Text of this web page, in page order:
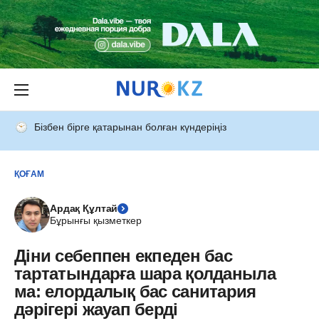
Бізбен бірге қатарынан болған күндеріңіз
ҚОҒАМ
Ардақ Құлтай
Бұрынғы қызметкер
Діни себеппен екпеден бас
тартатындарға шара қолданыла
ма: елордалық бас санитария
дәрігері жауап берді